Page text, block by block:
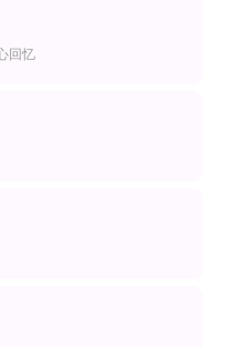
回忆